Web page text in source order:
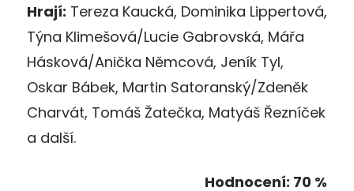
Hrají: Tereza Kaucká, Dominika Lippertová,
Týna Klimešová/Lucie Gabrovská, Mářa
Hásková/Anička Němcová, Jeník Tyl,
Oskar Bábek, Martin Satoranský/Zdeněk
Charvát, Tomáš Žatečka, Matyáš Řezníček
a další.
Hodnocení: 70 %